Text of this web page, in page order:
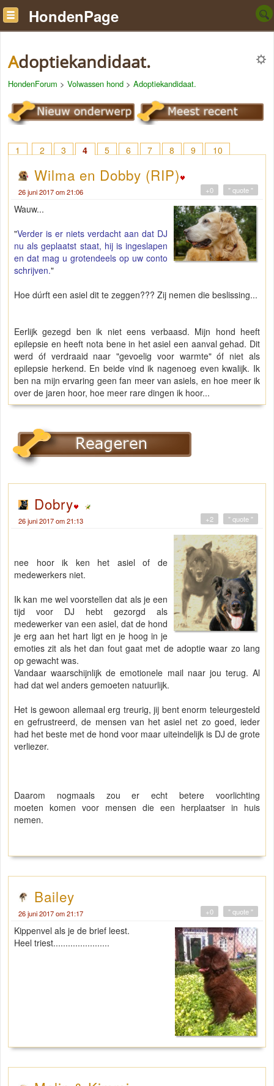
HondenPage
Adoptiekandidaat.
HondenForum > Volwassen hond > Adoptiekandidaat.
1 2 3 4 5 6 7 8 9 10
Wilma en Dobby (RIP)
26 juni 2017 om 21:06 " quote "
+0
Wauw...
"Verder is er niets verdacht aan dat DJ
nu als geplaatst staat, hij is ingeslapen
en dat mag u grotendeels op uw conto
schrijven."
Hoe dúrft een asiel dit te zeggen??? Zij nemen die beslissing...
Eerlijk gezegd ben ik niet eens verbaasd. Mijn hond heeft
epilepsie en heeft nota bene in het asiel een aanval gehad. Dit
werd óf verdraaid naar "gevoelig voor warmte" óf niet als
epilepsie herkend. En beide vind ik nagenoeg even kwalijk. Ik
ben na mijn ervaring geen fan meer van asiels, en hoe meer ik
over de jaren hoor, hoe meer rare dingen ik hoor...
Dobry
26 juni 2017 om 21:13 " quote "
+2
nee hoor ik ken het asiel of de
medewerkers niet.
Ik kan me wel voorstellen dat als je een
tijd voor DJ hebt gezorgd als
medewerker van een asiel, dat de hond
je erg aan het hart ligt en je hoog in je
emoties zit als het dan fout gaat met de adoptie waar zo lang
op gewacht was.
Vandaar waarschijnlijk de emotionele mail naar jou terug. Al
had dat wel anders gemoeten natuurlijk.
Het is gewoon allemaal erg treurig, jij bent enorm teleurgesteld
en gefrustreerd, de mensen van het asiel net zo goed, ieder
had het beste met de hond voor maar uiteindelijk is DJ de grote
verliezer.
Daarom nogmaals zou er echt betere voorlichting
moeten komen voor mensen die een herplaatser in huis
nemen.
Bailey
26 juni 2017 om 21:17 " quote "
+0
Kippenvel als je de brief leest.
Heel triest.......................